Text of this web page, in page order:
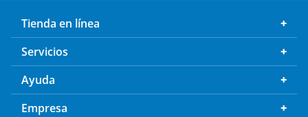
Tienda en línea
Servicios
Ayuda
Empresa